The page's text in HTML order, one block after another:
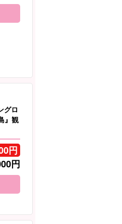
グロ
』観
円
円